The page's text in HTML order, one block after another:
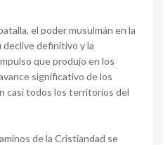
el poder musulmán en la
declive definitivo y la
que produjo en los
significativo de los
casi todos los territorios del
de la Cristiandad se